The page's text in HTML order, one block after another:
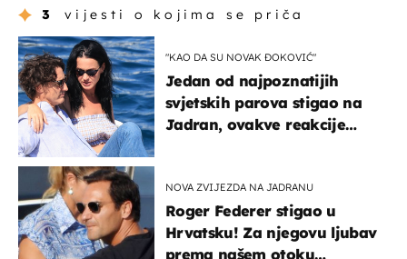
3 vijesti o kojima se priča
"KAO DA SU NOVAK ĐOKOVIĆ"
Jedan od najpoznatijih
svjetskih parova stigao na
Jadran, ovakve reakcije
NOVA ZVIJEZDA NA JADRANU
Roger Federer stigao u
Hrvatsku! Za njegovu ljubav
prema našem otoku